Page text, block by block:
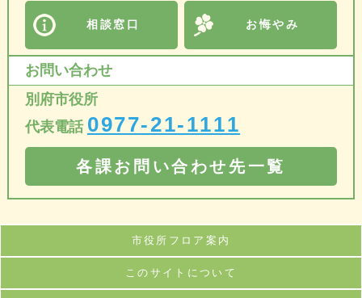
相談窓口 お悔やみ
お問い合わせ
別府市役所
代表電話 0977-21-1111
各課お問い合わせ先一覧
市役所フロア案内
このサイトについて